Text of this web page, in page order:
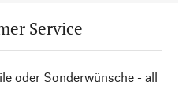
Service
oder Sonderwünsche - all